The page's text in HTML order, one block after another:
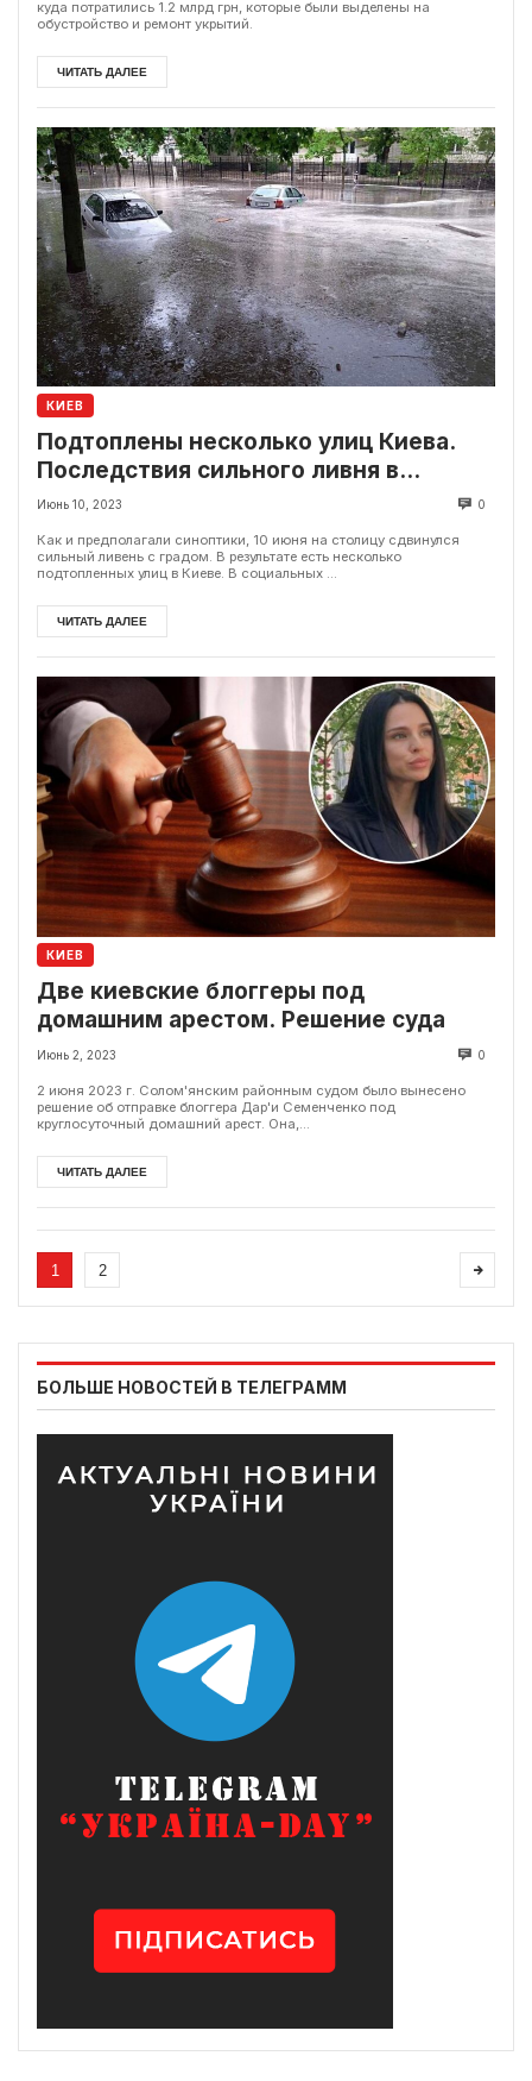
куда потратились 1.2 млрд грн, которые были выделены на
обустройство и ремонт укрытий.
ЧИТАТЬ ДАЛЕЕ
КИЕВ
Подтоплены несколько улиц Киева.
Последствия сильного ливня в
столице
Июнь 10, 2023 0
Как и предполагали синоптики, 10 июня на столицу сдвинулся
сильный ливень с градом. В результате есть несколько
подтопленных улиц в Киеве. В социальных ...
ЧИТАТЬ ДАЛЕЕ
КИЕВ
Две киевские блоггеры под
домашним арестом. Решение суда
Июнь 2, 2023 0
2 июня 2023 г. Солом'янским районным судом было вынесено
решение об отправке блоггера Дар'и Семенченко под
круглосуточный домашний арест. Она,...
ЧИТАТЬ ДАЛЕЕ
1 2
БОЛЬШЕ НОВОСТЕЙ В ТЕЛЕГРАММ